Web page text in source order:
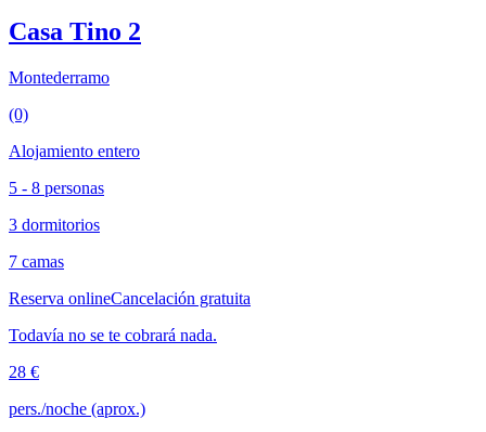
Casa Tino 2
Montederramo
(0)
Alojamiento entero
5 - 8 personas
3 dormitorios
7 camas
Reserva onlineCancelación gratuita
Todavía no se te cobrará nada.
28 €
pers./noche (aprox.)